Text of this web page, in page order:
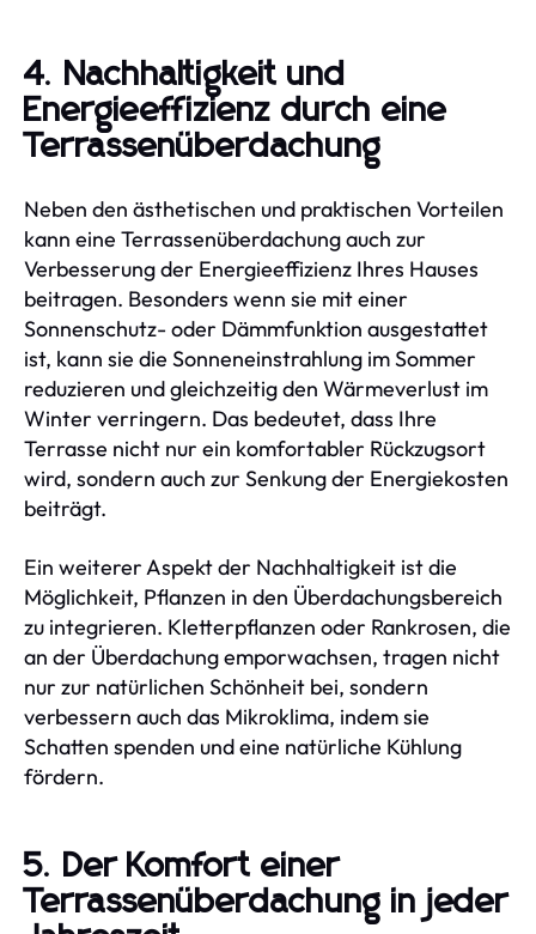
4. Nachhaltigkeit und
Energieeffizienz durch eine
Terrassenüberdachung
Neben den ästhetischen und praktischen Vorteilen
kann eine Terrassenüberdachung auch zur
Verbesserung der Energieeffizienz Ihres Hauses
beitragen. Besonders wenn sie mit einer
Sonnenschutz- oder Dämmfunktion ausgestattet
ist, kann sie die Sonneneinstrahlung im Sommer
reduzieren und gleichzeitig den Wärmeverlust im
Winter verringern. Das bedeutet, dass Ihre
Terrasse nicht nur ein komfortabler Rückzugsort
wird, sondern auch zur Senkung der Energiekosten
beiträgt.
Ein weiterer Aspekt der Nachhaltigkeit ist die
Möglichkeit, Pflanzen in den Überdachungsbereich
zu integrieren. Kletterpflanzen oder Rankrosen, die
an der Überdachung emporwachsen, tragen nicht
nur zur natürlichen Schönheit bei, sondern
verbessern auch das Mikroklima, indem sie
Schatten spenden und eine natürliche Kühlung
fördern.
5. Der Komfort einer
Terrassenüberdachung in jeder